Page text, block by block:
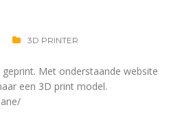
3D PRINTER
Met onderstaande website
een 3D print model.